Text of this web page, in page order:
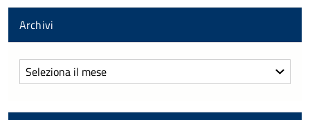
Archivi
Archivi